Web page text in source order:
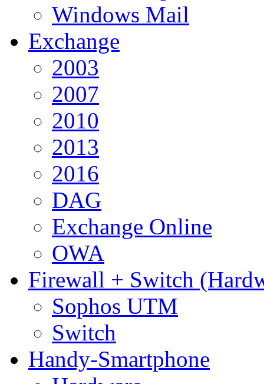
Windows Mail
Exchange
2003
2007
2010
2013
2016
DAG
Exchange Online
OWA
Firewall + Switch
Sophos UTM
Switch
Handy-Smartphone